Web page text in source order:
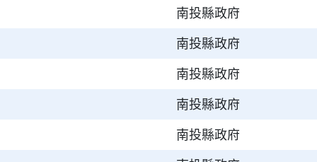
南投縣政府
南投縣政府
南投縣政府
南投縣政府
南投縣政府